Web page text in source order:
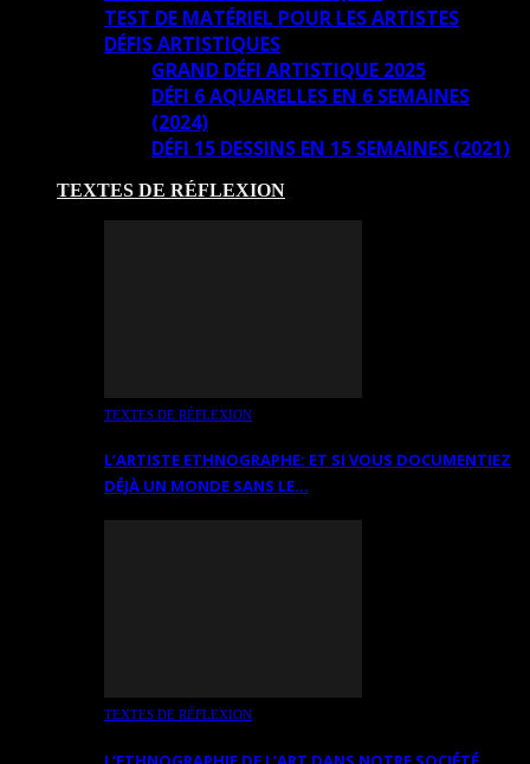
TEST DE MATÉRIEL POUR LES ARTISTES
DÉFIS ARTISTIQUES
GRAND DÉFI ARTISTIQUE 2025
DÉFI 6 AQUARELLES EN 6 SEMAINES
(2024)
DÉFI 15 DESSINS EN 15 SEMAINES (2021)
TEXTES DE RÉFLEXION
TEXTES DE RÉFLEXION
L’ARTISTE ETHNOGRAPHE: ET SI VOUS DOCUMENTIEZ
DÉJÀ UN MONDE SANS LE…
TEXTES DE RÉFLEXION